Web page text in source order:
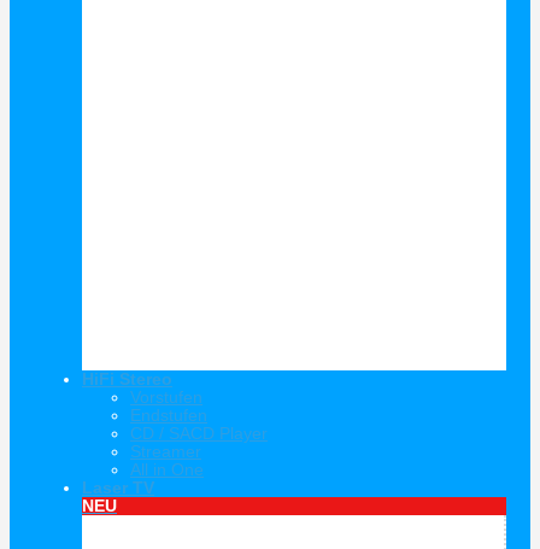
HiFi Stereo
Vorstufen
Endstufen
CD / SACD Player
Streamer
All in One
Laser TV
NEU